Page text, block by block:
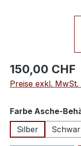
150,00 CHF
Preise exkl.
Farbe Asche-
Silber